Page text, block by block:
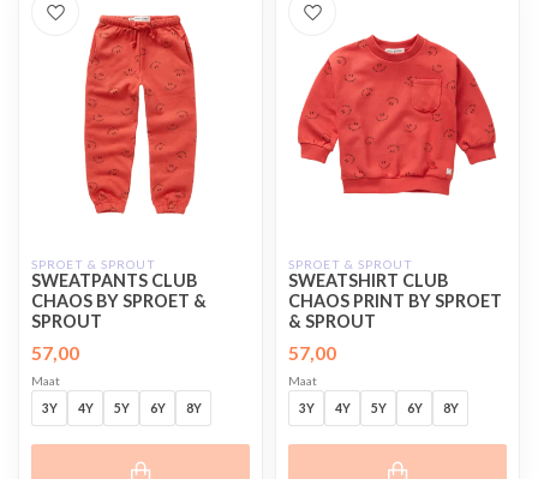
SPROET & SPROUT
SWEATPANTS CLUB
CHAOS BY SPROET &
SPROUT
57,00
Maat
3Y
4Y 5Y 6Y 8Y
SPROET & SPROUT
SWEATSHIRT CLUB
CHAOS PRINT BY SPROET
& SPROUT
57,00
Maat
3Y
4Y 5Y 6Y 8Y